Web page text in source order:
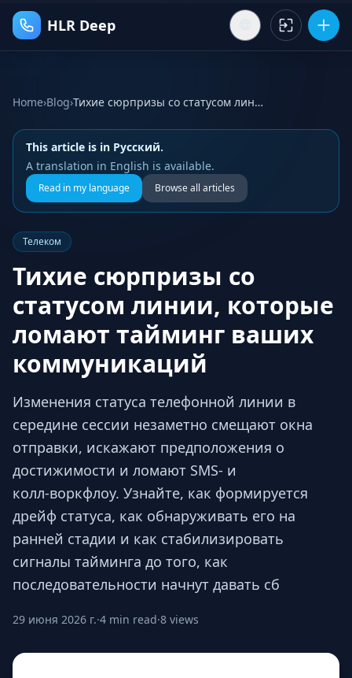
HLR Deep
Home›Blog› Тихие сюрпризы со статусом линии, которые ломают тайминг ваших коммуникаций
This article is in Русский.
A translation in English is available.
Read in my language Browse all articles
Телеком
Тихие сюрпризы со
статусом линии, которые
ломают тайминг ваших
коммуникаций
Изменения статуса телефонной линии в
середине сессии незаметно смещают окна
отправки, искажают предположения о
достижимости и ломают SMS‑ и
колл‑воркфлоу. Узнайте, как формируется
дрейф статуса, как обнаруживать его на
ранней стадии и как стабилизировать
сигналы тайминга до того, как
последовательности начнут давать сб
29 июня 2026 г.·4 min read·8 views